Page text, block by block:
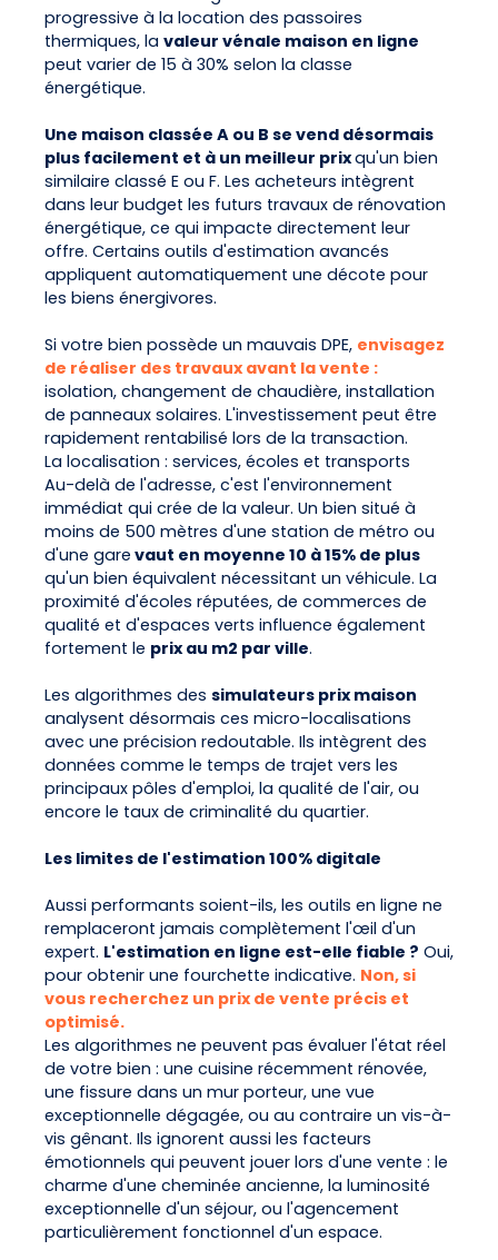
progressive à la location des passoires
thermiques, la valeur vénale maison en ligne
peut varier de 15 à 30% selon la classe
énergétique.
Une maison classée A ou B se vend désormais
plus facilement et à un meilleur prixqu'un bien
similaire classé E ou F. Les acheteurs intègrent
dans leur budget les futurs travaux de rénovation
énergétique, ce qui impacte directement leur
offre. Certains outils d'estimation avancés
appliquent automatiquement une décote pour
les biens énergivores.
Si votre bien possède un mauvais DPE, envisagez
de réaliser des travaux avant la vente :
isolation, changement de chaudière, installation
de panneaux solaires. L'investissement peut être
rapidement rentabilisé lors de la transaction.
La localisation : services, écoles et transports
Au-delà de l'adresse, c'est l'environnement
immédiat qui crée de la valeur. Un bien situé à
moins de 500 mètres d'une station de métro ou
d'une gare vaut en moyenne 10 à 15% de plus
qu'un bien équivalent nécessitant un véhicule. La
proximité d'écoles réputées, de commerces de
qualité et d'espaces verts influence également
fortement le prix au m2 par ville.
Les algorithmes des simulateurs prix maison
analysent désormais ces micro-localisations
avec une précision redoutable. Ils intègrent des
données comme le temps de trajet vers les
principaux pôles d'emploi, la qualité de l'air, ou
encore le taux de criminalité du quartier.
Les limites de l'estimation 100% digitale
Aussi performants soient-ils, les outils en ligne ne
remplaceront jamais complètement l'œil d'un
expert. L'estimation en ligne est-elle fiable ? Oui,
pour obtenir une fourchette indicative. Non, si
vous recherchez un prix de vente précis et
optimisé.
Les algorithmes ne peuvent pas évaluer l'état réel
de votre bien : une cuisine récemment rénovée,
une fissure dans un mur porteur, une vue
exceptionnelle dégagée, ou au contraire un vis-à-
vis gênant. Ils ignorent aussi les facteurs
émotionnels qui peuvent jouer lors d'une vente : le
charme d'une cheminée ancienne, la luminosité
exceptionnelle d'un séjour, ou l'agencement
particulièrement fonctionnel d'un espace.